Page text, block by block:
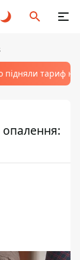
підняли тариф
опалення: